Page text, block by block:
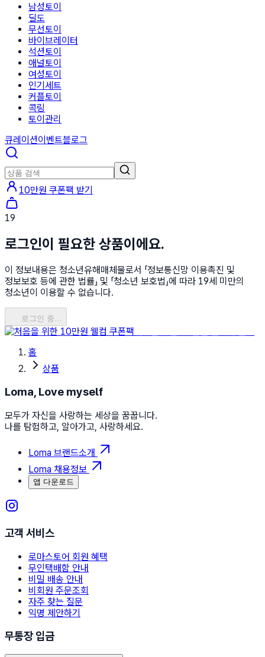
남성토이
딜도
무선토이
바이브레이터
석션토이
애널토이
여성토이
인기세트
커플토이
콕링
토이관리
큐레이션이벤트블로그
10만원 쿠폰팩 받기
19
로그인이 필요한 상품이에요.
이 정보내용은 청소년유해매체물로서 「정보통신망 이용촉진 및
정보보호 등에 관한 법률」 및 「청소년 보호법」에 따라 19세 미만의
청소년이 이용할 수 없습니다.
로그인 중…
홈
상품
Loma, Love myself
모두가 자신을 사랑하는 세상을 꿈꿉니다.
나를 탐험하고, 알아가고, 사랑하세요.
Loma 브랜드소개
Loma 채용정보
앱 다운로드
고객 서비스
로마스토어 회원 혜택
무인택배함 안내
비밀 배송 안내
비회원 주문조회
자주 찾는 질문
익명 제안하기
무통장 입금